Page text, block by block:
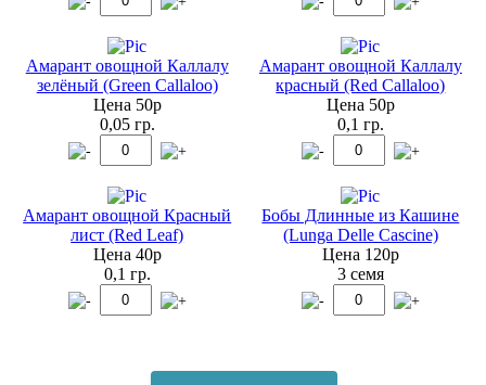
Амарант овощной Каллалу
зелёный (Green Callaloo)
Цена 50р
0,05 гр.
Амарант овощной Каллалу
красный (Red Callaloo)
Цена 50р
0,1 гр.
Амарант овощной Красный
лист (Red Leaf)
Цена 40р
0,1 гр.
Бобы Длинные из Кашине
(Lunga Delle Cascine)
Цена 120р
3 семя